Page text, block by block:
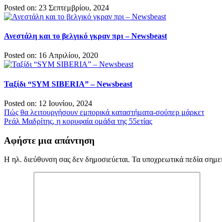
Posted on: 23 Σεπτεμβρίου, 2024
Ανεστάλη και το βελγικό γκραν πρι – Newsbeast
Posted on: 16 Απριλίου, 2020
Ταξίδι “SYM SIBERIA” – Newsbeast
Posted on: 12 Ιουνίου, 2024
Πλοήγηση
άρθρων
Πώς θα λειτουργήσουν εμπορικά καταστήματα-σούπερ μάρκετ
Ρεάλ Μαδρίτης, η κορυφαία ομάδα της 55ετίας
Αφήστε μια απάντηση
Η ηλ. διεύθυνση σας δεν δημοσιεύεται. Τα υποχρεωτικά πεδία